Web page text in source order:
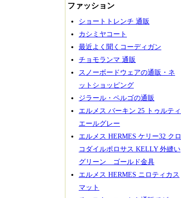
ファッション
ショートトレンチ 通販
カシミヤコート
最近よく聞くコーディガン
チョモランマ 通販
スノーボードウェアの通販・ネ
ットショッピング
ジラール・ペルゴの通販
エルメス バーキン 25 トゥルティ
エールグレー
エルメス HERMES ケリー32 クロ
コダイルポロサス KELLY 外縫い
グリーン ゴールド金具
エルメス HERMES ニロティカス
マット